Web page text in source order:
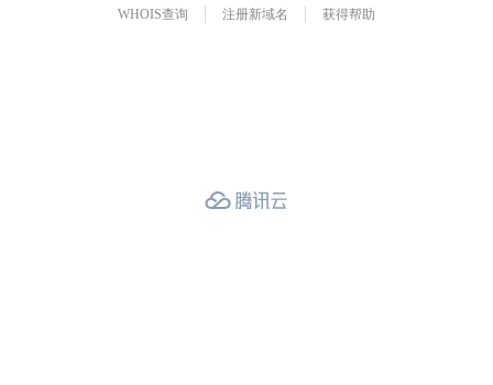
WHOIS查询 注册新域名 获得帮助